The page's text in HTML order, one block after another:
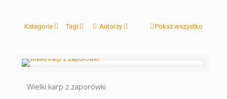
Kategorie Tagi Autorzy Pokaż wszystko
Wielki karp z zaporówki